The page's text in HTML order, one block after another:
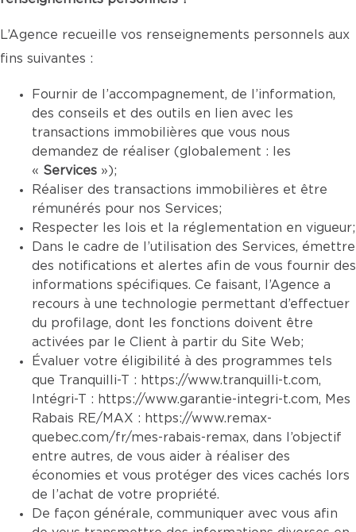
L’Agence recueille vos renseignements personnels aux
fins suivantes :
Fournir de l’accompagnement, de l’information,
des conseils et des outils en lien avec les
transactions immobilières que vous nous
demandez de réaliser (globalement : les
« Services »);
Réaliser des transactions immobilières et être
rémunérés pour nos Services;
Respecter les lois et la réglementation en vigueur;
Dans le cadre de l’utilisation des Services, émettre
des notifications et alertes afin de vous fournir des
informations spécifiques. Ce faisant, l’Agence a
recours à une technologie permettant d’effectuer
du profilage, dont les fonctions doivent être
activées par le Client à partir du Site Web;
Évaluer votre éligibilité à des programmes tels
que Tranquilli-T : https://www.tranquilli-t.com,
Intégri-T : https://www.garantie-integri-t.com, Mes
Rabais RE/MAX : https://www.remax-
quebec.com/fr/mes-rabais-remax, dans l’objectif
entre autres, de vous aider à réaliser des
économies et vous protéger des vices cachés lors
de l’achat de votre propriété.
De façon générale, communiquer avec vous afin